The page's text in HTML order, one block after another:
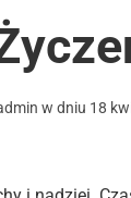
w dniu 18